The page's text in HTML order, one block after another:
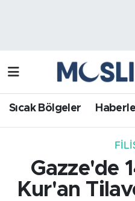
Sıcak Bölgeler
Gazze'de
Kur'an
Haberler
MP Dosya
Röportaj Haber